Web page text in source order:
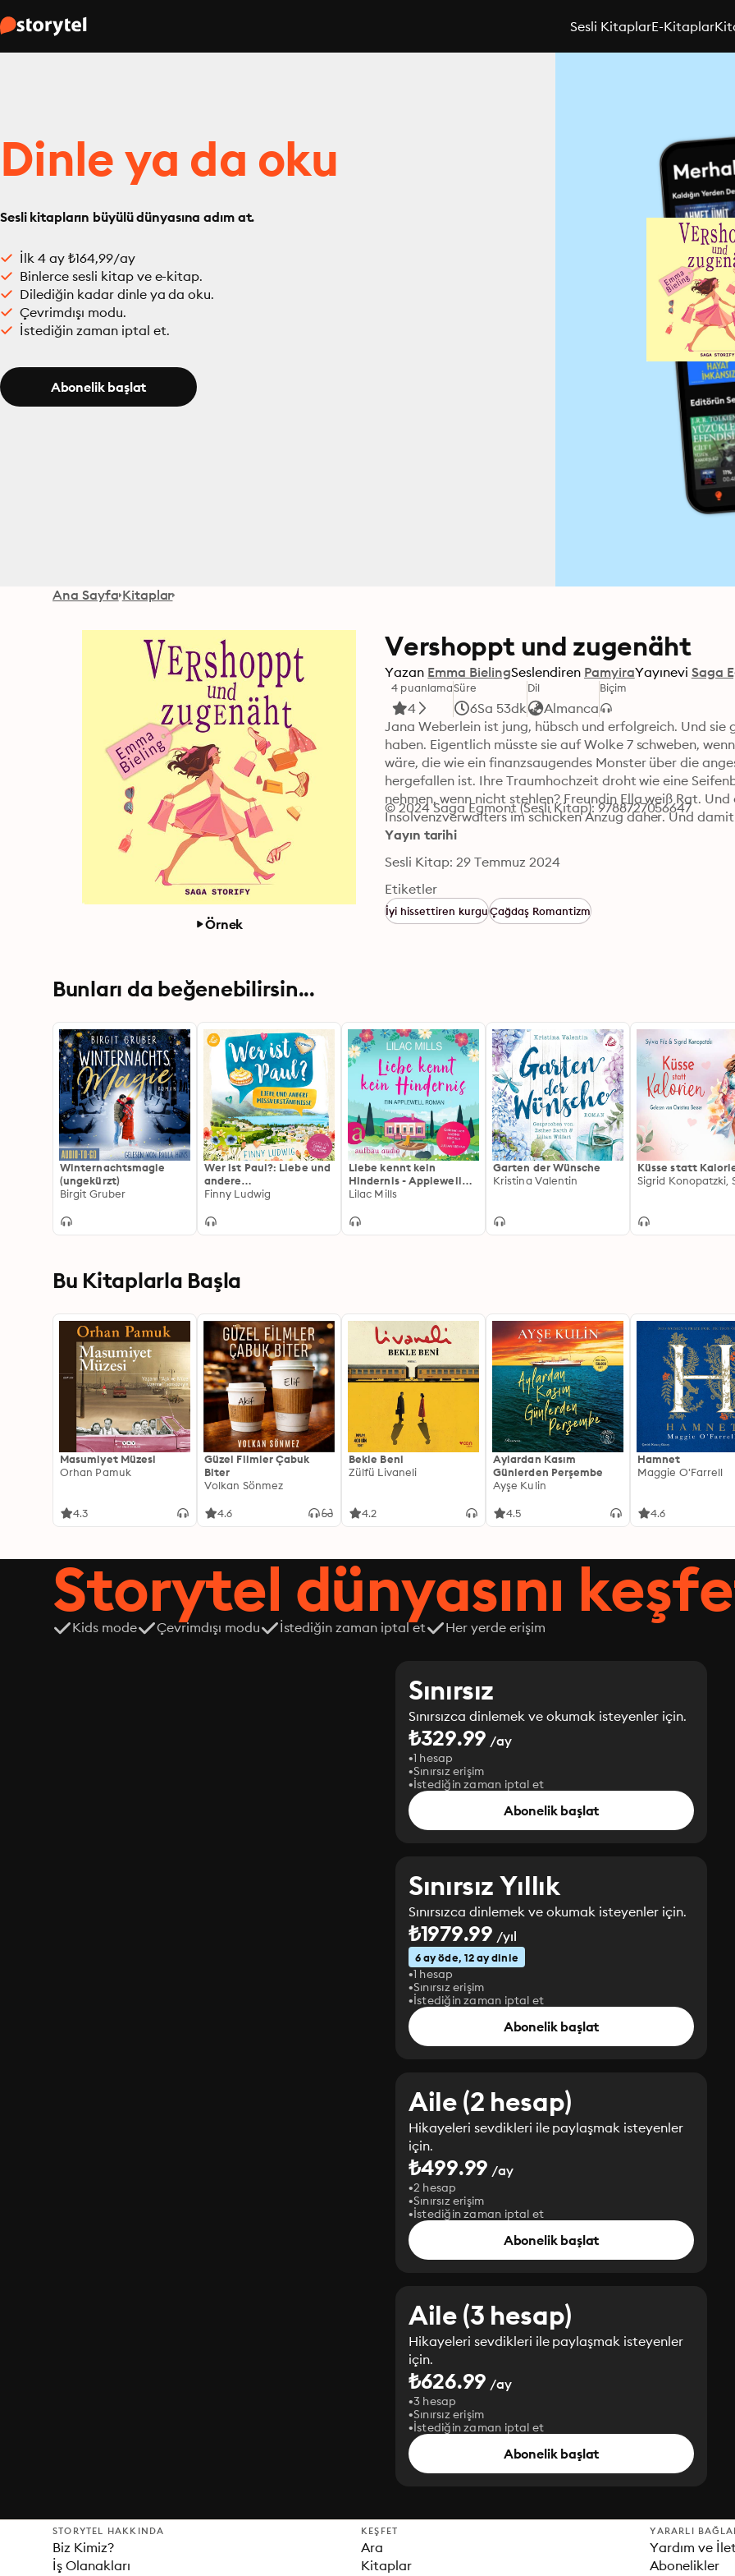
Sesli KitaplarE-Kitaplar
Dinle ya da oku
Sesli kitapların büyülü dünyasına adım at.
İlk 4 ay ₺164,99/ay
Binlerce sesli kitap ve e-kitap.
Dilediğin kadar dinle ya da oku.
Çevrimdışı modu.
İstediğin zaman iptal et.
Abonelik başlat
Ana Sayfa Kitaplar
Örnek
Vershoppt und zugenäht
Yazan Emma BielingSeslendiren PamyiraYayınevi Saga
4 puanlama
4
Süre
6Sa 53dk
Dil
Almanca
Biçim
Jana Weberlein ist jung, hübsch und erfolgreich. Und
haben. Eigentlich müsste sie auf Wolke 7 schweben,
wäre, die wie ein finanzsaugendes Monster über die
hergefallen ist. Ihre Traumhochzeit droht wie eine
nehmen, wenn nicht stehlen? Freundin Ella weiß Rat.
Insolvenzverwalters im schicken Anzug daher. Und
© 2024 Saga Egmont (Sesli Kitap): 9788727056647
Yayın tarihi
Sesli Kitap: 29 Temmuz 2024
Etiketler
İyi hissettiren kurguÇağdaş Romantizm
Bunları da beğenebilirsin...
Winternachtsmagie
(ungekürzt)
Birgit Gruber
Wer ist Paul?: Liebe und
andere
Missverständnisse
Finny Ludwig
Liebe kennt kein
Hindernis - Applewell
Village, Band 1
Lilac Mills
Garten der Wünsche
Kristina Valentin
Küsse statt
Bu Kitaplarla Başla
Masumiyet Müzesi
Orhan Pamuk
4.3
Güzel Filmler Çabuk
Biter
Volkan Sönmez
4.6
Bekle Beni
Zülfü Livaneli
4.2
Aylardan Kasım
Günlerden Perşembe
Ayşe Kulin
4.5
Hamnet
Maggie O'Farrell
4.6
Storytel dünyasını
Kids mode Çevrimdışı modu İstediğin zaman iptal et Her yerde erişim
Sınırsız
Sınırsızca dinlemek ve okumak isteyenler için.
₺329.99 /ay
1 hesap
Sınırsız erişim
İstediğin zaman iptal et
Abonelik başlat
Sınırsız Yıllık
Sınırsızca dinlemek ve okumak isteyenler için.
₺1979.99 /yıl
6 ay öde, 12 ay dinle
1 hesap
Sınırsız erişim
İstediğin zaman iptal et
Abonelik başlat
Aile (2 hesap)
Hikayeleri sevdikleri ile paylaşmak isteyenler
için.
₺499.99 /ay
2 hesap
Sınırsız erişim
İstediğin zaman iptal et
Abonelik başlat
Aile (3 hesap)
Hikayeleri sevdikleri ile paylaşmak isteyenler
için.
₺626.99 /ay
3 hesap
Sınırsız erişim
İstediğin zaman iptal et
Abonelik başlat
STORYTEL HAKKINDA
Biz Kimiz?
İş Olanakları
KEŞFET
Ara
Kitaplar
YARARLI
Yardım ve
Abonelikler